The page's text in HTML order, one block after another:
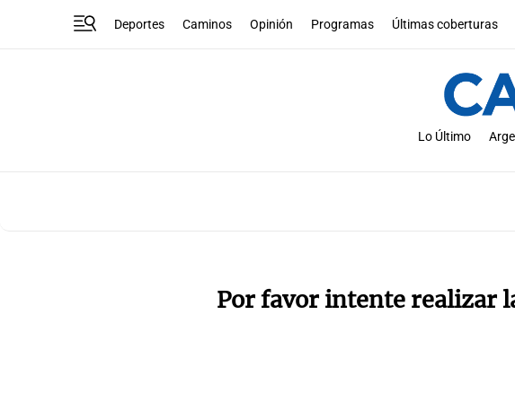
Deportes Caminos Opinión Programas Últimas coberturas
Lo Último
Por favor intente realizar